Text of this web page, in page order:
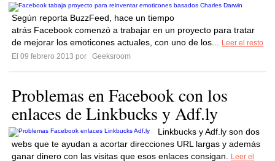
Según reporta BuzzFeed, hace un tiempo
atrás Facebook comenzó a trabajar en un proyecto para tratar
de mejorar los emoticones actuales, con uno de los...
Leer el resto
El 09 febrero 2013 por
Geeksroom
Problemas en Facebook con los
enlaces de Linkbucks y Adf.ly
Linkbucks y Adf.ly son dos
webs que te ayudan a acortar direcciones URL largas y además
ganar dinero con las visitas que esos enlaces consigan.
Leer el